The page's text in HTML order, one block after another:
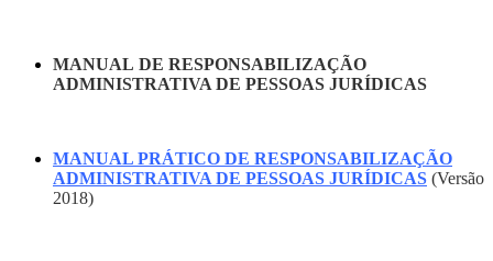
MANUAL DE RESPONSABILIZAÇÃO
ADMINISTRATIVA DE PESSOAS JURÍDICAS
MANUAL PRÁTICO DE RESPONSABILIZAÇÃO
ADMINISTRATIVA DE PESSOAS JURÍDICAS (Versão
2018)